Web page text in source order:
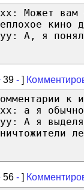
Может вам
кино
А, я
39 - ]
к
а я
А я
56 - ]